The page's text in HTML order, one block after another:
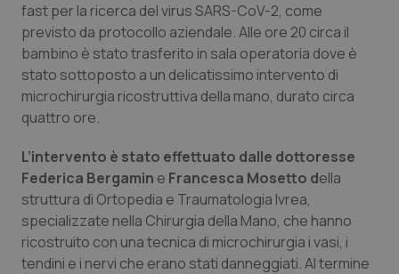
Molise
Piemonte
Provincia Autonoma di Bolzano
Provincia Autonoma di Trento
Puglia
Sardegna
Epatiti
HIV
Infezioni & Febbre
Ipertensione & Scompenso
Malattie rare
Malattia di Crohn & Rettocolite Ulcerosa
fast per la ricerca del virus SARS-CoV-2, come
previsto da protocollo aziendale. Alle ore 20 circa il
bambino è stato trasferito in sala operatoria dove è
stato sottoposto a un delicatissimo intervento di
microchirurgia ricostruttiva della mano, durato circa
quattro ore.
L’intervento è stato effettuato dalle dottoresse
Federica Bergamin e Francesca Mosetto della
struttura di Ortopedia e Traumatologia Ivrea,
specializzate nella Chirurgia della Mano, che hanno
ricostruito con una tecnica di microchirurgia i vasi, i
tendini e i nervi che erano stati danneggiati. Al termine